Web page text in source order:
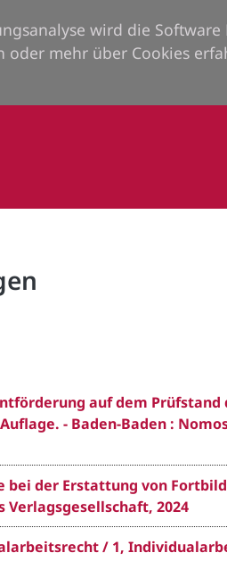
wird die
mehr über Cookies
auf dem Prüfstand
- Baden-Baden :
der Erstattung von
Verlagsgesellschaft, 2024
/ 1,